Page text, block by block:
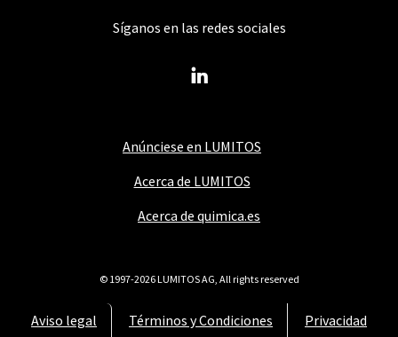
Anúnciese en LUMITOS
Acerca de LUMITOS
Acerca de quimica.es
Aviso legal Términos y Condiciones Privacidad
Síganos en las redes sociales
© 1997-2026 LUMITOS AG, All rights reserved